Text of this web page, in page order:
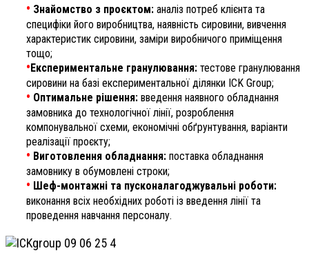
• Знайомство з проєктом: аналіз потреб клієнта та
специфіки його виробництва, наявність сировини, вивчення
характеристик сировини, заміри виробничого приміщення
тощо;
•Експериментальне гранулювання: тестове гранулювання
сировини на базі експериментальної ділянки ICK Group;
• Оптимальне рішення: введення наявного обладнання
замовника до технологічної лінії, розроблення
компонувальної схеми, економічні обґрунтування, варіанти
реалізації проєкту;
• Виготовлення обладнання: поставка обладнання
замовнику в обумовлені строки;
• Шеф-монтажні та пусконалагоджувальні роботи:
виконання всіх необхідних роботі із введення лінії та
проведення навчання персоналу.